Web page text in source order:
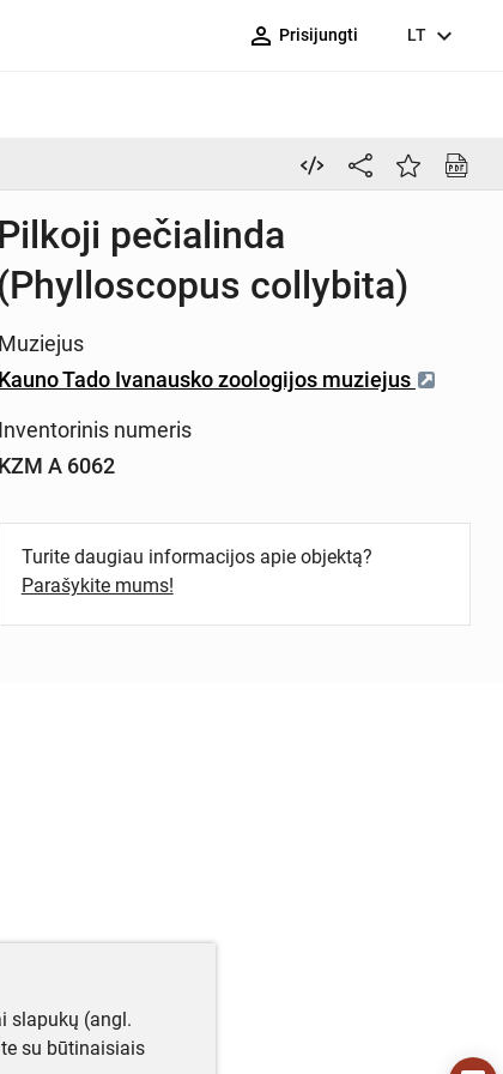
person_outline Prisijungti LT expand_more
Pilkoji pečialinda
(Phylloscopus collybita)
Muziejus
Kauno Tado Ivanausko zoologijos muziejus
Inventorinis numeris
KZM A 6062
Turite daugiau informacijos apie objektą?
Parašykite mums!
slapukų (angl.
su būtinaisiais